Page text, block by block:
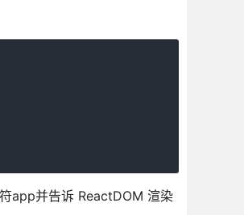
app并告诉 ReactDOM 渲染